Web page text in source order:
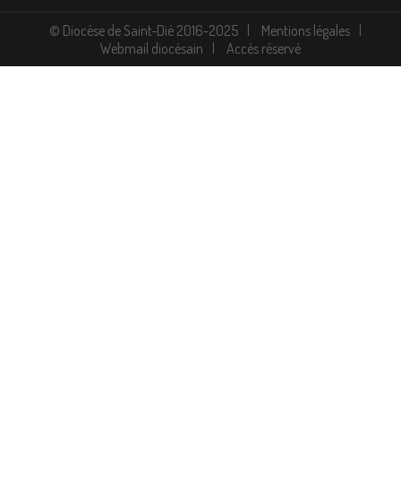
© Diocèse de Saint-Dié 2016-2025
Mentions légales
Webmail diocésain
Accès réservé